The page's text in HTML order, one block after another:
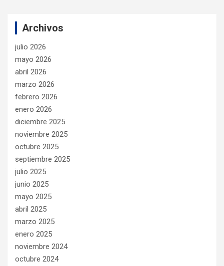
Archivos
julio 2026
mayo 2026
abril 2026
marzo 2026
febrero 2026
enero 2026
diciembre 2025
noviembre 2025
octubre 2025
septiembre 2025
julio 2025
junio 2025
mayo 2025
abril 2025
marzo 2025
enero 2025
noviembre 2024
octubre 2024